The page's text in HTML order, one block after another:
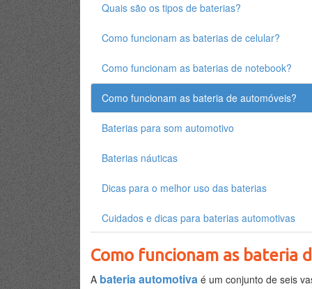
Quais são os tipos de baterias?
Como funcionam as baterias de celular?
Como funcionam as baterias de notebook?
Como funcionam as bateria de automóveis?
Baterias para som automotivo
Baterias náuticas
Dicas para o melhor uso das baterias
Cuidados e dicas para baterias automotivas
Como funcionam as bateria
A bateria automotiva é um conjunto de seis